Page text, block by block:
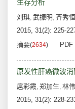
生存分析
刘琪, 武振明 , 齐秀恒
2015, 31(2): 225-
摘要(2634) PDF
原发性肝癌微波
扈彩霞, 郑加生, 林伟
2015, 31(2): 228-